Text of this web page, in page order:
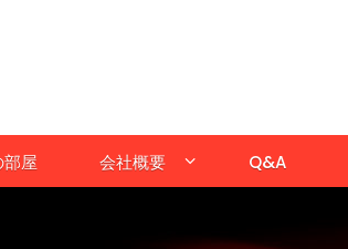
部屋 会社概要 Q&A